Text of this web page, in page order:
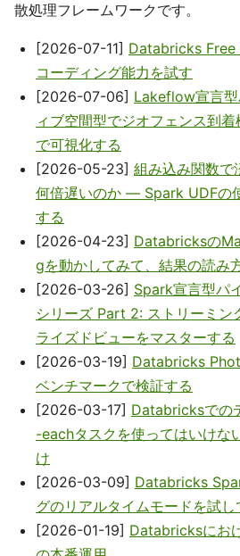
散処理フレームワークです。
[2026-07-11] Databricks
コーディング能力を試す
[2026-07-06] Lakeflow宣言
ィブ空間型でジオフェンス到
で可視化する
[2026-05-23] 組み込み関数で
何倍遅いのか — Spark UDFの
する
[2026-04-23] Databricksの
gを動かしてみて、結果の読み
[2026-03-26] Spark宣言型パ
シリーズ Part 2: ストリーミン
ライズドビューをマスターする
[2026-03-19] Databricks
ベンチマークで検証する
[2026-03-17] Databricksでの
-eachタスクを使ってはいけな
け
[2026-03-09] Databricks
グのリアルタイムモードを試し
[2026-01-19] Databricksにお